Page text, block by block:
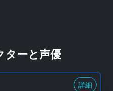
ターと声優
詳細